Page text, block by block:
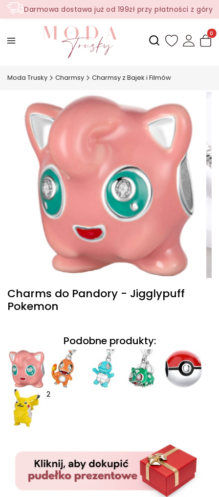
Darmowa dostawa już od 199zł przy płatności z góry
Otwórz
Moda Trusky Charmsy Charmsy z Bajek i Filmów
Charms do Pandory - Jigglypuff
Pokemon
Podobne produkty:
2